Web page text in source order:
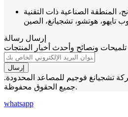
المنطقة الصناعية ذات التقنية
تايهو، هوتشو، تشجيانغ، الصين
إرسال رسالة
إرسال
تشجيانغ فوجيم للمصاعد المحدودة.
جميع الحقوق محفوظة.
whatsapp